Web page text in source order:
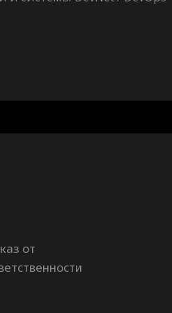
от